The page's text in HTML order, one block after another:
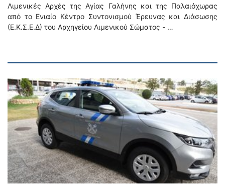
Λιμενικές Αρχές της Αγίας Γαλήνης και της Παλαιόχωρας
από το Ενιαίο Κέντρο Συντονισμού Έρευνας και Διάσωσης
(Ε.Κ.Σ.Ε.Δ) του Αρχηγείου Λιμενικού Σώματος - …